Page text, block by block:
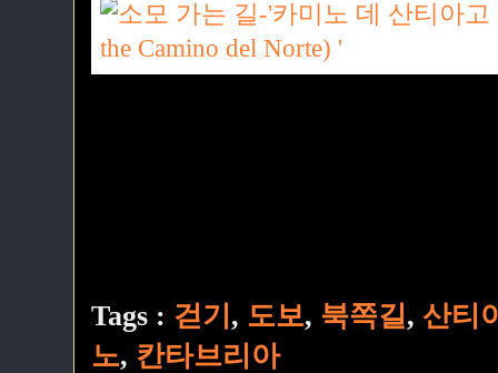
Tags : 걷기 , 도보, 북쪽길 , 산티
노, 칸타브리아